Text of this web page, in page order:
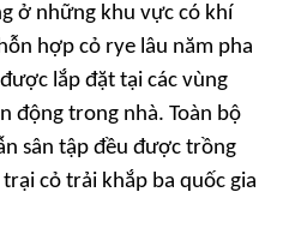
ở những khu vực có khí
hợp cỏ rye lâu năm pha
lắp đặt tại các vùng
động trong nhà. Toàn bộ
sân tập đều được trồng
cỏ trải khắp ba quốc gia